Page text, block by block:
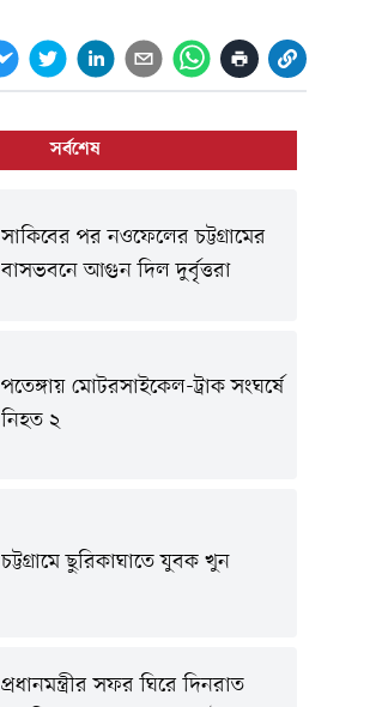
সর্বশেষ
সাকিবের পর নওফেলের চট্টগ্রামের
বাসভবনে আগুন দিল দুর্বৃত্তরা
পতেঙ্গায় মোটরসাইকেল-ট্রাক সংঘর্ষে
নিহত ২
চট্টগ্রামে ছুরিকাঘাতে যুবক খুন
প্রধানমন্ত্রীর সফর ঘিরে দিনরাত